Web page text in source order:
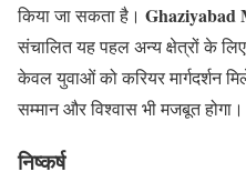
किया जा सकता है। Ghaziyabad
संचालित यह पहल अन्य क्षेत्रों के
केवल युवाओं को करियर मार्गदर्शन
सम्मान और विश्वास भी मजबूत होगा।
निष्कर्ष